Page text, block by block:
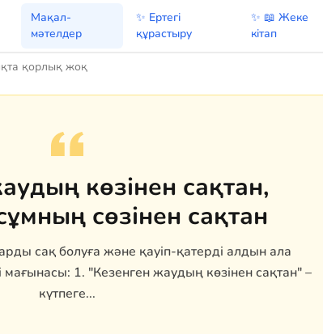
Мақал-
мәтелдер
✨ Ертегі
құрастыру
✨ 📖 Жеке
кітап
қорлық жоқ
көзінен сақтан,
сөзінен сақтан
сақ болуға және қауіп-қатерді алдын ала
1. "Кезенген жаудың көзінен сақтан" –
күтпеге...